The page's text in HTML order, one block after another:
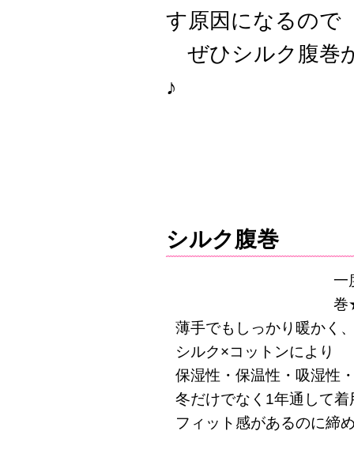
す原因になるので
ぜひシルク腹巻
♪
シルク腹巻
一
薄手でもしっかり暖かく
シルク×コットンにより
保湿性・保温性・吸湿性
冬だけでなく1年通して
フィット感があるのに締